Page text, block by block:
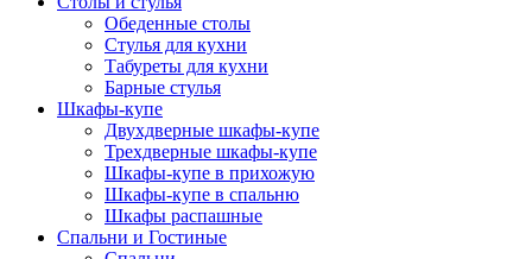
Обеденные столы
Стулья для кухни
Табуреты для кухни
Барные стулья
Шкафы-купе
Двухдверные шкафы-купе
Трехдверные шкафы-купе
Шкафы-купе в прихожую
Шкафы-купе в спальню
Шкафы распашные
Спальни и Гостиные